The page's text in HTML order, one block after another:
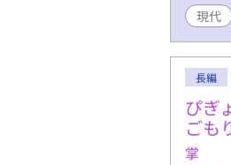
現代
長編
ぴぎ
ごも
掌